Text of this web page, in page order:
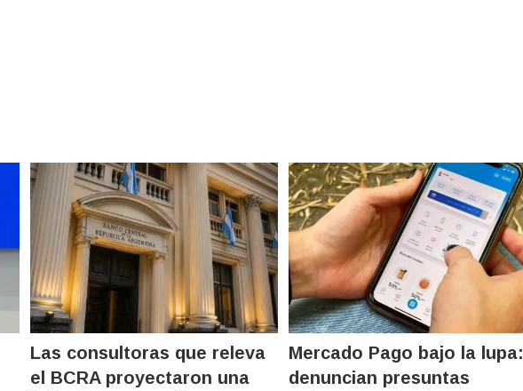
Las consultoras que releva
el BCRA proyectaron una
Mercado Pago bajo la lupa:
denuncian presuntas